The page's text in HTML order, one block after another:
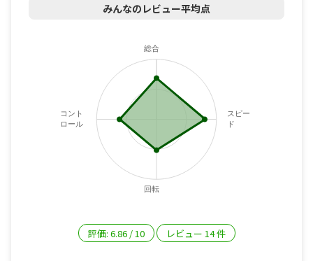
みんなのレビュー平均点
総合
スピー
ド
回転
コント
ロール
評価: 6.86/ 10 レビュー 14件